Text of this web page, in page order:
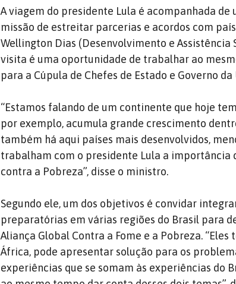
A viagem do presidente Lula é acompanhada
missão de estreitar parcerias e acordos com
Wellington Dias (Desenvolvimento e Assistência
visita é uma oportunidade de trabalhar ao
para a Cúpula de Chefes de Estado e Governo
“Estamos falando de um continente que hoje
por exemplo, acumula grande crescimento
também há aqui países mais desenvolvidos,
trabalham com o presidente Lula a importância
contra a Pobreza”, disse o ministro.
Segundo ele, um dos objetivos é convidar
preparatórias em várias regiões do Brasil para
Aliança Global Contra a Fome e a Pobreza.
África, pode apresentar solução para os
experiências que se somam às experiências do